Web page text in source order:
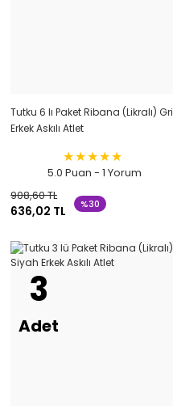
Tutku 6 lı Paket Ribana (Likralı) Gri
Erkek Askılı Atlet
5.0 Puan - 1 Yorum
908,60 TL
636,02 TL %30
3
Adet